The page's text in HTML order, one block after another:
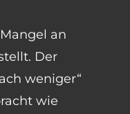
an
Der
weniger“
wie